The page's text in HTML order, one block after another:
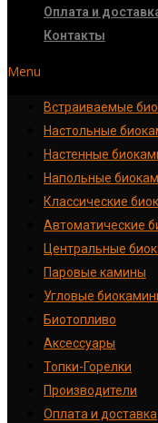
Оплата и
Контакты
Menu
Встраиваемые
Настoльные
Настенные
Напольные
Классические
Автоматические
Центральные
Паровые камины
Угловые
Биотопливо
Аксессуары
Топки-Горелки
Производители
Оплата и доставка